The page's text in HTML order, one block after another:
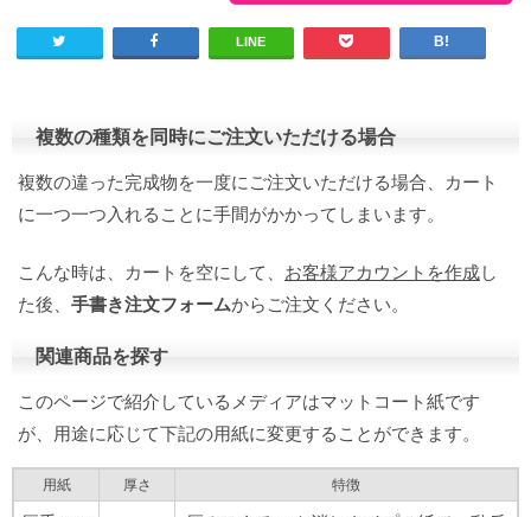
LINE
複数の種類を同時にご注文いただける場合
複数の違った完成物を一度にご注文いただける場合、カート
に一つ一つ入れることに手間がかかってしまいます。
こんな時は、カートを空にして、 お客様アカウントを作成し
た後、 手書き注文フォームからご注文ください。
関連商品を探す
このページで紹介しているメディアはマットコート紙です
が、用途に応じて下記の用紙に変更することができます。
用紙 厚さ 特徴